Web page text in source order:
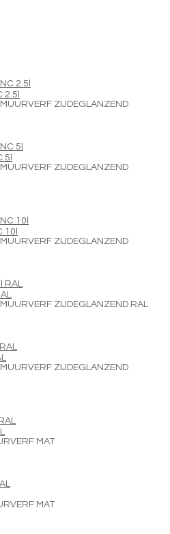
2.5l
ZIJDEGLANZEND
5l
ZIJDEGLANZEND
10l
ZIJDEGLANZEND
ZIJDEGLANZEND RAL
ZIJDEGLANZEND
MAT
MAT